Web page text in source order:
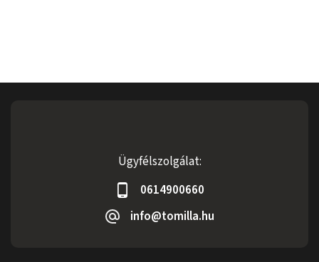
Ügyfélszolgálat:
0614900660
info@tomilla.hu